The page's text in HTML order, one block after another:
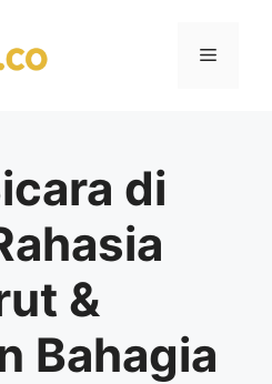
Menu
di
&
Bahagia